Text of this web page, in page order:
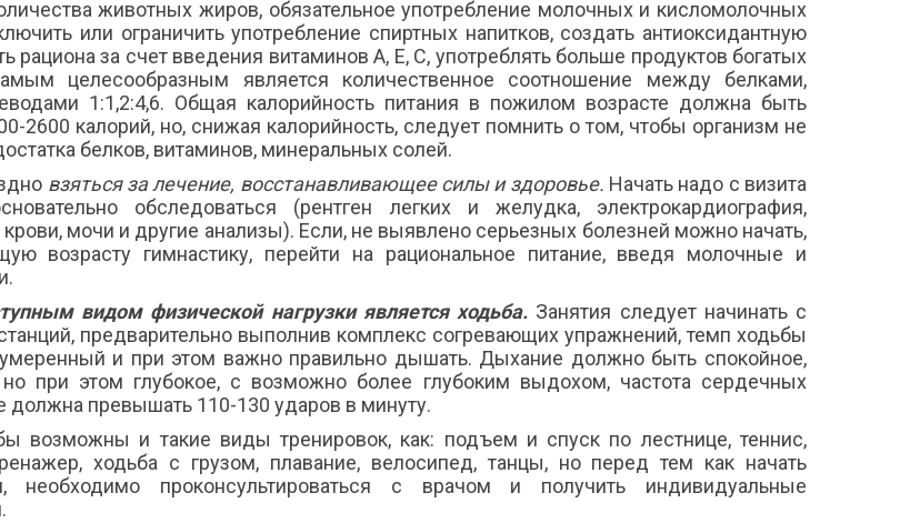
животных жиров, обязательное употребление молочных и кисломолочных
или ограничить употребление спиртных напитков, создать антиоксидантную
рациона за счет введения витаминов А, Е, С, употреблять больше продуктов богатых
целесообразным является количественное соотношение между белками,
1:1,2:4,6. Общая калорийность питания в пожилом возрасте должна быть
2600 калорий, но, снижая калорийность, следует помнить о том, чтобы организм не
белков, витаминов, минеральных солей.
взяться за лечение, восстанавливающее силы и здоровье. Начать надо с визита
обследоваться (рентген легких и желудка, электрокардиография,
мочи и другие анализы). Если, не выявлено серьезных болезней можно начать,
возрасту гимнастику, перейти на рациональное питание, введя молочные и
видом физической нагрузки является ходьба. Занятия следует начинать с
предварительно выполнив комплекс согревающих упражнений, темп ходьбы
и при этом важно правильно дышать. Дыхание должно быть спокойное,
но при этом глубокое, с возможно более глубоким выдохом, частота сердечных
должна превышать 110-130 ударов в минуту.
возможны и такие виды тренировок, как: подъем и спуск по лестнице, теннис,
ходьба с грузом, плавание, велосипед, танцы, но перед тем как начать
необходимо проконсультироваться с врачом и получить индивидуальные